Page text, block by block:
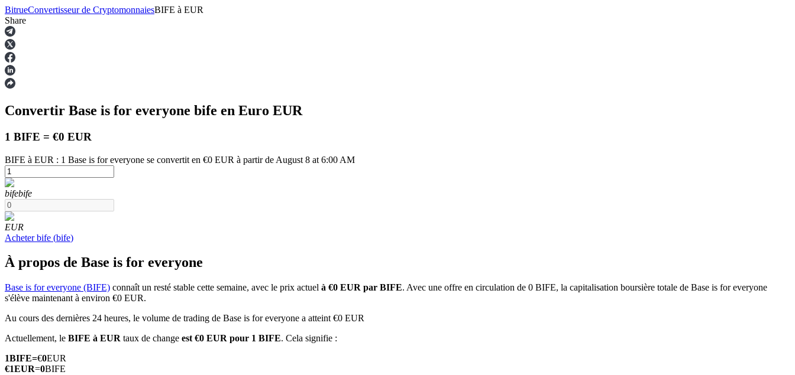
Contrats à terme
Futures USDT
Futures utilisant l'USDT comme garantie
Futures COIN-M
Contrats à terme sur crypto-monnaie
BitrueConvertisseur de CryptomonnaiesBIFE à EUR
Share
Convertir Base is for everyone bife en Euro EUR
1 BIFE = €0 EUR
BIFE à EUR : 1 Base is for everyone se convertit en €0 EUR à partir de August 8 at 6:00 AM
bifebife
EUR
Acheter bife (bife)
À propos de Base is for everyone
Base is for everyone (BIFE) connaît un resté stable cette semaine, avec le prix actuel à €0 EUR par BIFE. Avec une offre en circulation de 0 BIFE, la capitalisation boursière totale de Base is for everyone
s'élève maintenant à environ €0 EUR.
Au cours des dernières 24 heures, le volume de trading de Base is for everyone a atteint €0 EUR
Actuellement, le BIFE à EUR taux de change est €0 EUR pour 1 BIFE. Cela signifie :
1BIFE=€0EUR
€1EUR=0BIFE